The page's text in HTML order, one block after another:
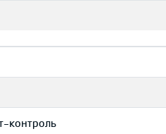
контроль